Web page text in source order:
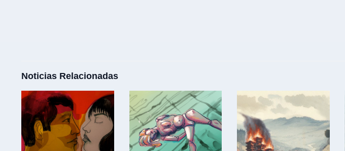
Noticias Relacionadas